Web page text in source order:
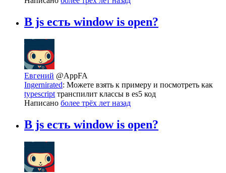
В js есть window is open?
Евгений @AppFA
Ingernirated: Можете взять к примеру и посмотреть как
typescript транспилит классы в es5 код
Написано более трёх лет назад
В js есть window is open?